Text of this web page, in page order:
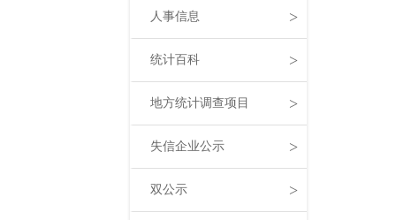
人事信息 >
统计百科 >
地方统计调查项目 >
失信企业公示 >
双公示 >